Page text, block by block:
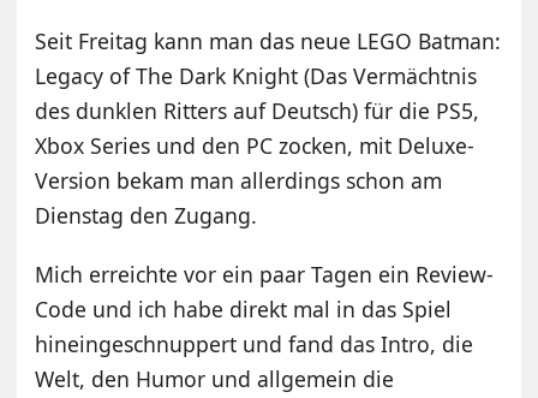
Seit Freitag kann man das neue LEGO Batman:
Legacy of The Dark Knight (Das Vermächtnis
des dunklen Ritters auf Deutsch) für die PS5,
Xbox Series und den PC zocken, mit Deluxe-
Version bekam man allerdings schon am
Dienstag den Zugang.
Mich erreichte vor ein paar Tagen ein Review-
Code und ich habe direkt mal in das Spiel
hineingeschnuppert und fand das Intro, die
Welt, den Humor und allgemein die